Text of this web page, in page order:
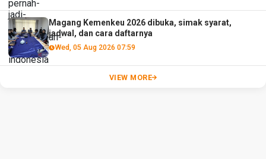
Magang Kemenkeu 2026 dibuka, simak syarat,
jadwal, dan cara daftarnya
Wed, 05 Aug 2026 07:59
VIEW MORE